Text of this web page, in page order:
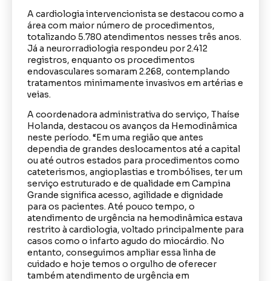
A cardiologia intervencionista se destacou como a
área com maior número de procedimentos,
totalizando 5.780 atendimentos nesses três anos.
Já a neurorradiologia respondeu por 2.412
registros, enquanto os procedimentos
endovasculares somaram 2.268, contemplando
tratamentos minimamente invasivos em artérias e
veias.
A coordenadora administrativa do serviço, Thaíse
Holanda, destacou os avanços da Hemodinâmica
neste período. “Em uma região que antes
dependia de grandes deslocamentos até a capital
ou até outros estados para procedimentos como
cateterismos, angioplastias e trombólises, ter um
serviço estruturado e de qualidade em Campina
Grande significa acesso, agilidade e dignidade
para os pacientes. Até pouco tempo, o
atendimento de urgência na hemodinâmica estava
restrito à cardiologia, voltado principalmente para
casos como o infarto agudo do miocárdio. No
entanto, conseguimos ampliar essa linha de
cuidado e hoje temos o orgulho de oferecer
também atendimento de urgência em